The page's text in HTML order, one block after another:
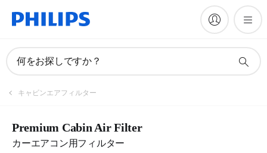
何をお探しですか？
キャビンエアフィルター
Premium Cabin Air Filter
カーエアコン用フィルター